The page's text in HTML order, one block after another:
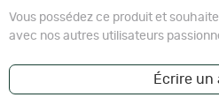
Vous possédez ce produit et
avec nos autres utilisateurs
Écrire un